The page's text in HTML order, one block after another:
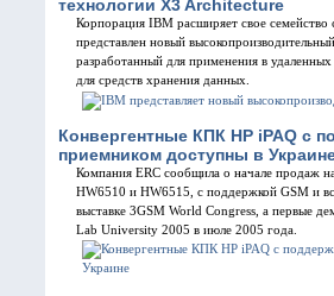
технологии X3 Architecture
Корпорация IBM расширяет свое
представлен новый
разработанный для применения в
для средств хранения данных.
Конвергентные КПК HP iPAQ с
приемником доступны в
Компания ERC сообщила о начале продаж
HW6510 и HW6515, с поддержкой GSM и
выставке 3GSM World Congress, а первые
Lab University 2005 в июле 2005 года.